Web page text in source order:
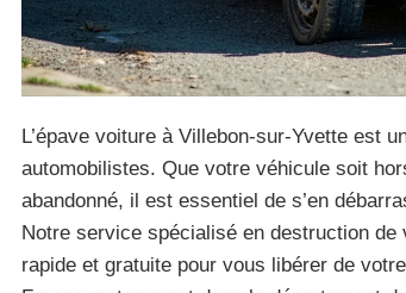
L’épave voiture à Villebon-sur-Yvette est
automobilistes. Que votre véhicule soit
abandonné, il est essentiel de s’en
Notre service spécialisé en destruction
rapide et gratuite pour vous libérer de